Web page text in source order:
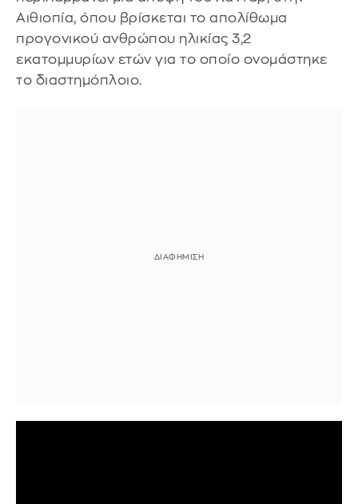
Αιθιοπία, όπου βρίσκεται το απολίθωμα
προγονικού ανθρώπου ηλικίας 3,2
εκατομμυρίων ετών για το οποίο ονομάστηκε
το διαστημόπλοιο.